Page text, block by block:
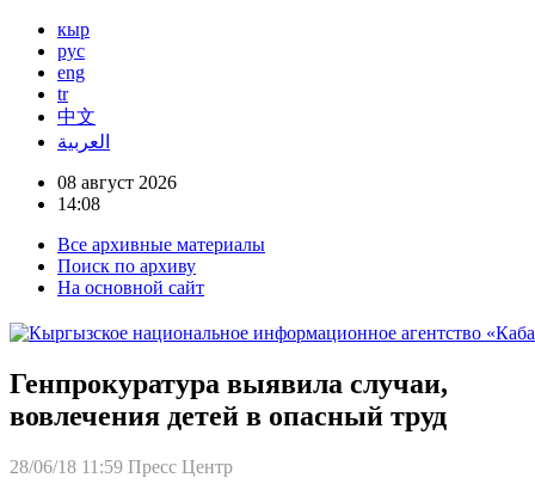
кыр
рус
eng
tr
中文
العربية
08 август 2026
14:08
Все архивные материалы
Поиск по архиву
На основной сайт
Генпрокуратура выявила случаи,
вовлечения детей в опасный труд
28/06/18 11:59 Пресс Центр